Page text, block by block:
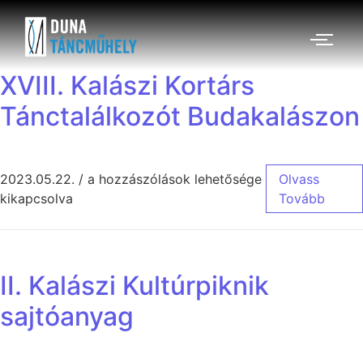
XVIII. Kalászi Kortárs
Tánctalálkozót Budakalászon
2023.05.22. / a hozzászólások lehetősége
kikapcsolva
Olvass
Tovább
II. Kalászi Kultúrpiknik
sajtóanyag